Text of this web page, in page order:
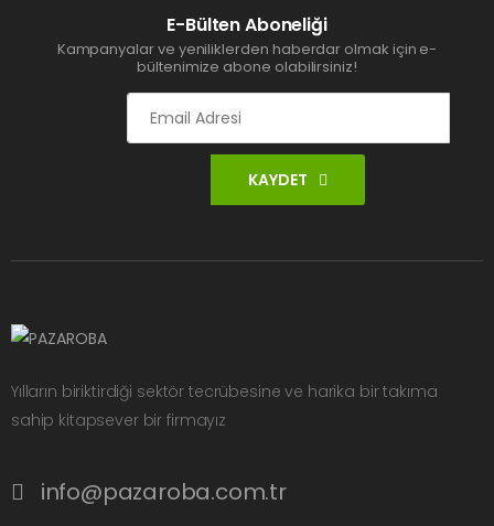
E-Bülten Aboneliği
Kampanyalar ve yeniliklerden haberdar olmak için e-
bültenimize abone olabilirsiniz!
KAYDET
Yılların biriktirdiği sektör tecrübesine ve harika bir takıma
sahip kitapsever bir firmayız
info@pazaroba.com.tr